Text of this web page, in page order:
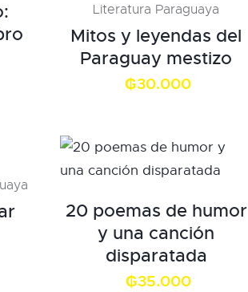
Literatura Paraguaya
Mitos y leyendas del
Paraguay mestizo
₲30.000
20 poemas de humor
y una canción
disparatada
₲35.000